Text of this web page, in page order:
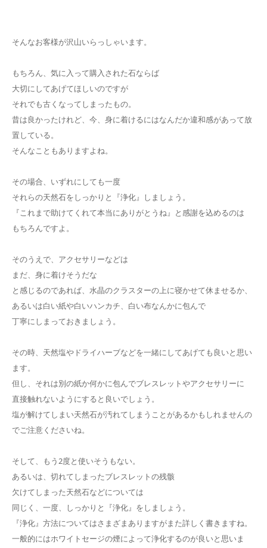
そんなお客様が沢山いらっしゃいます。
もちろん、気に入って購入された石ならば
大切にしてあげてほしいのですが
それでも古くなってしまったもの。
昔は良かったけれど、今、身に着けるにはなんだか違和感があって放
置している。
そんなこともありますよね。
その場合、いずれにしても一度
それらの天然石をしっかりと『浄化』しましょう。
『これまで助けてくれて本当にありがとうね』と感謝を込めるのは
もちろんですよ。
そのうえで、アクセサリーなどは
まだ、身に着けそうだな
と感じるのであれば、水晶のクラスターの上に寝かせて休ませるか、
あるいは白い紙や白いハンカチ、白い布なんかに包んで
丁寧にしまっておきましょう。
その時、天然塩やドライハーブなどを一緒にしてあげても良いと思い
ます。
但し、それは別の紙か何かに包んでブレスレットやアクセサリーに
直接触れないようにすると良いでしょう。
塩が解けてしまい天然石が汚れてしまうことがあるかもしれませんの
でご注意くださいね。
そして、もう2度と使いそうもない。
あるいは、切れてしまったブレスレットの残骸
欠けてしまった天然石などについては
同じく、一度、しっかりと『浄化』をしましょう。
『浄化』方法についてはさまざまありますがまた詳しく書きますね。
一般的にはホワイトセージの煙によって浄化するのが良いと思いま